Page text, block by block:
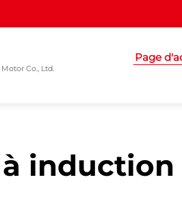
Co., Ltd.
Page